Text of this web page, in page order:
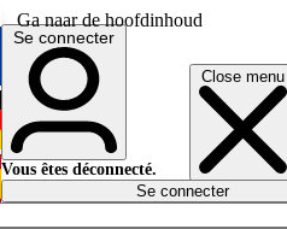
Ga naar de hoofdinhoud
Close menu
English
Deutsch
Español
Se connecter
Vous êtes déconnecté.
Se connecter